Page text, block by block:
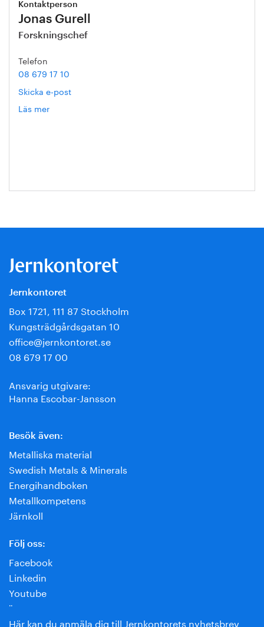
Kontaktperson
Jonas Gurell
Forskningschef
Telefon
08 679 17 10
Skicka e-post
Läs mer
Jernkontoret
Box 1721, 111 87 Stockholm
Kungsträdgårdsgatan 10
office@jernkontoret.se
08 679 17 00
Ansvarig utgivare:
Hanna Escobar-Jansson
Besök även:
Metalliska material
Swedish Metals & Minerals
Energihandboken
Metallkompetens
Järnkoll
Följ oss:
Facebook
Linkedin
Youtube
¨
Här kan du anmäla dig till Jernkontorets nyhetsbrev